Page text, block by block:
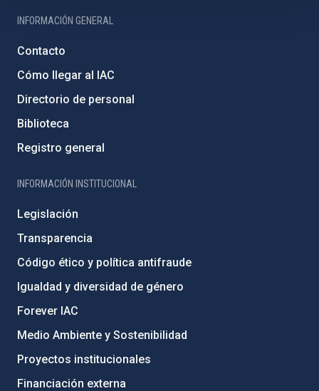
INFORMACIÓN GENERAL
Contacto
Cómo llegar al IAC
Directorio de personal
Biblioteca
Registro general
INFORMACIÓN INSTITUCIONAL
Legislación
Transparencia
Código ético y política antifraude
Igualdad y diversidad de género
Forever IAC
Medio Ambiente y Sostenibilidad
Proyectos institucionales
Financiación externa